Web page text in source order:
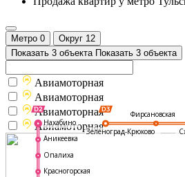
Метро 0 Округ 12
Показать 3 объекта Показать 3 объекта
Фирсановская
Нахабино
Аникеевка
Опалиха
Красногорская
Зеленоград-Крюково
Авиамоторная
Авиамоторная
Авиамоторная
Авиамоторная